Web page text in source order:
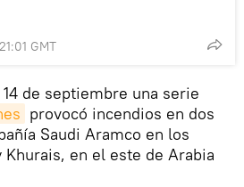
GMT
de septiembre una serie
provocó incendios en dos
Saudi Aramco en los
en el este de Arabia